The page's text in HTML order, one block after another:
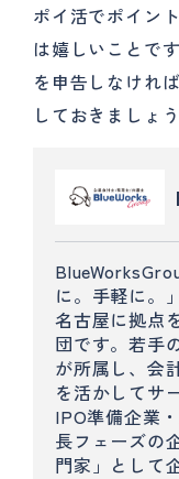
ポイ活でポイン
は嬉しいことで
を申告しなけれ
しておきましょう
に。手軽に。
名古屋に拠点
団です。若手
が所属し、会
を活かしてサ
IPO準備企業
長フェーズの
門家」として